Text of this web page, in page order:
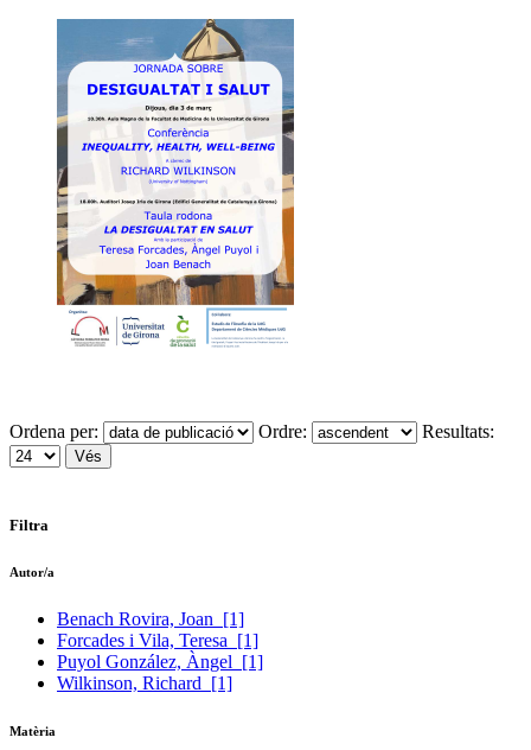
Ordena per: Ordre: Resultats:
Filtra
Autor/a
Benach Rovira, Joan [1]
Forcades i Vila, Teresa [1]
Puyol González, Àngel [1]
Wilkinson, Richard [1]
Matèria